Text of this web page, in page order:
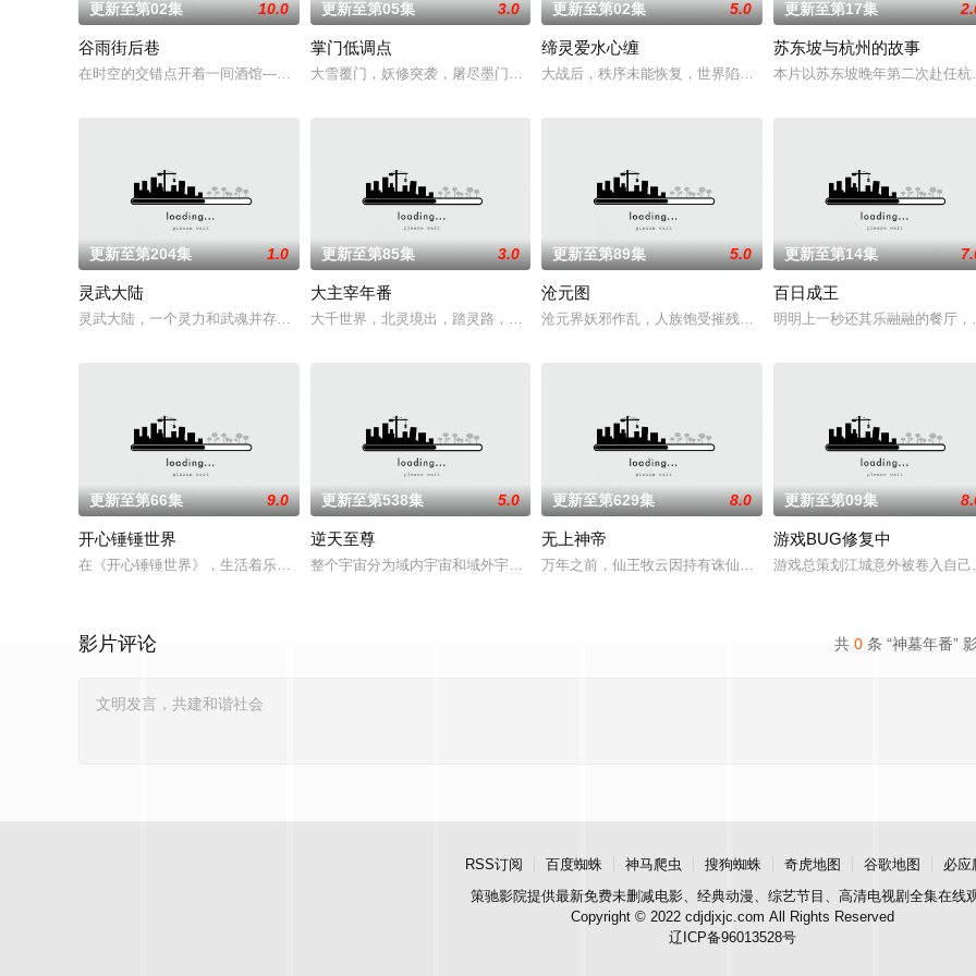
更新至第02集 10.0
谷雨街后巷
在时空的交错点开着一间酒馆——谷雨街后巷。 无论城市的角落，还是繁星坠落的荒漠， 穿过现实的迷宫，欢迎光
更新至第05集 3.0
掌门低调点
大雪覆门，妖修突袭，屠尽墨门，少年路朝歌痛失至亲，绝境之中觉醒绑定逆天系统，靠水系启灵死里逃生
更新至第02集 5.0
缔灵爱水心缠
大战后，秩序未能恢复，世界陷入混乱。混沌从深渊崛起，黑暗如
更新至第17集
苏东坡与杭州的故事
本片以苏东坡晚年第二次赴任
更新至第204集 1.0
灵武大陆
灵武大陆，一个灵力和武魂并存的世界，灵修一念动山河，武者徒手撕天地。星辰镇昔日天才辰天，十岁后武魂沉寂、
更新至第85集 3.0
大主宰年番
大千世界，北灵境出，踏灵路，伐罗天，剑斩诛邪永定乾坤，万道争锋吾为主率! 天蚕土豆内容监制，爱奇
更新至第89集 5.0
沧元图
沧元界妖邪作乱，人族饱受摧残，主角孟川自小立下为母复仇的誓言
更新至第14集
百日成王
明明上一秒还其乐融融的餐厅
更新至第66集 9.0
开心锤锤世界
在《开心锤锤世界》，生活着乐观善良的少年锤锤和他性格各异的家人朋友们，他们在日常琐事中脑洞大开，以充满趣
更新至第538集 5.0
逆天至尊
整个宇宙分为域内宇宙和域外宇宙，两个宇宙彼此为敌，域外宇宙由天魔统治，域内宇宙分为神界，仙界，
更新至第629集 8.0
无上神帝
万年之前，仙王牧云因持有诛仙图而遭人暗算，残魂沉睡万年之后，
更新至第09集
游戏BUG修复中
游戏总策划江城意外被卷入自
共 0 条 “神墓年番”
影片评论
RSS订阅 百度蜘蛛 神马爬虫 搜狗蜘蛛 奇虎地图 谷歌地图
必应
策驰影院提供最新免费未删减电影、经典动漫、综艺节目、高清电视剧全集在线
Copyright © 2022 cdjdjxjc.com All Rights Reserved
辽ICP备96013528号